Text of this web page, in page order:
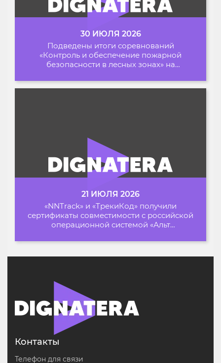
30 ИЮЛЯ 2026
Подведены итоги соревнований
«Контроль и обеспечение пожарной
безопасности в лесных зонах» на
21 ИЮЛЯ 2026
«NNTrack» и «ТрекиКод» получили
сертификаты совместимости с российской
операционной системой «Альт
Контакты
Телефон для связи